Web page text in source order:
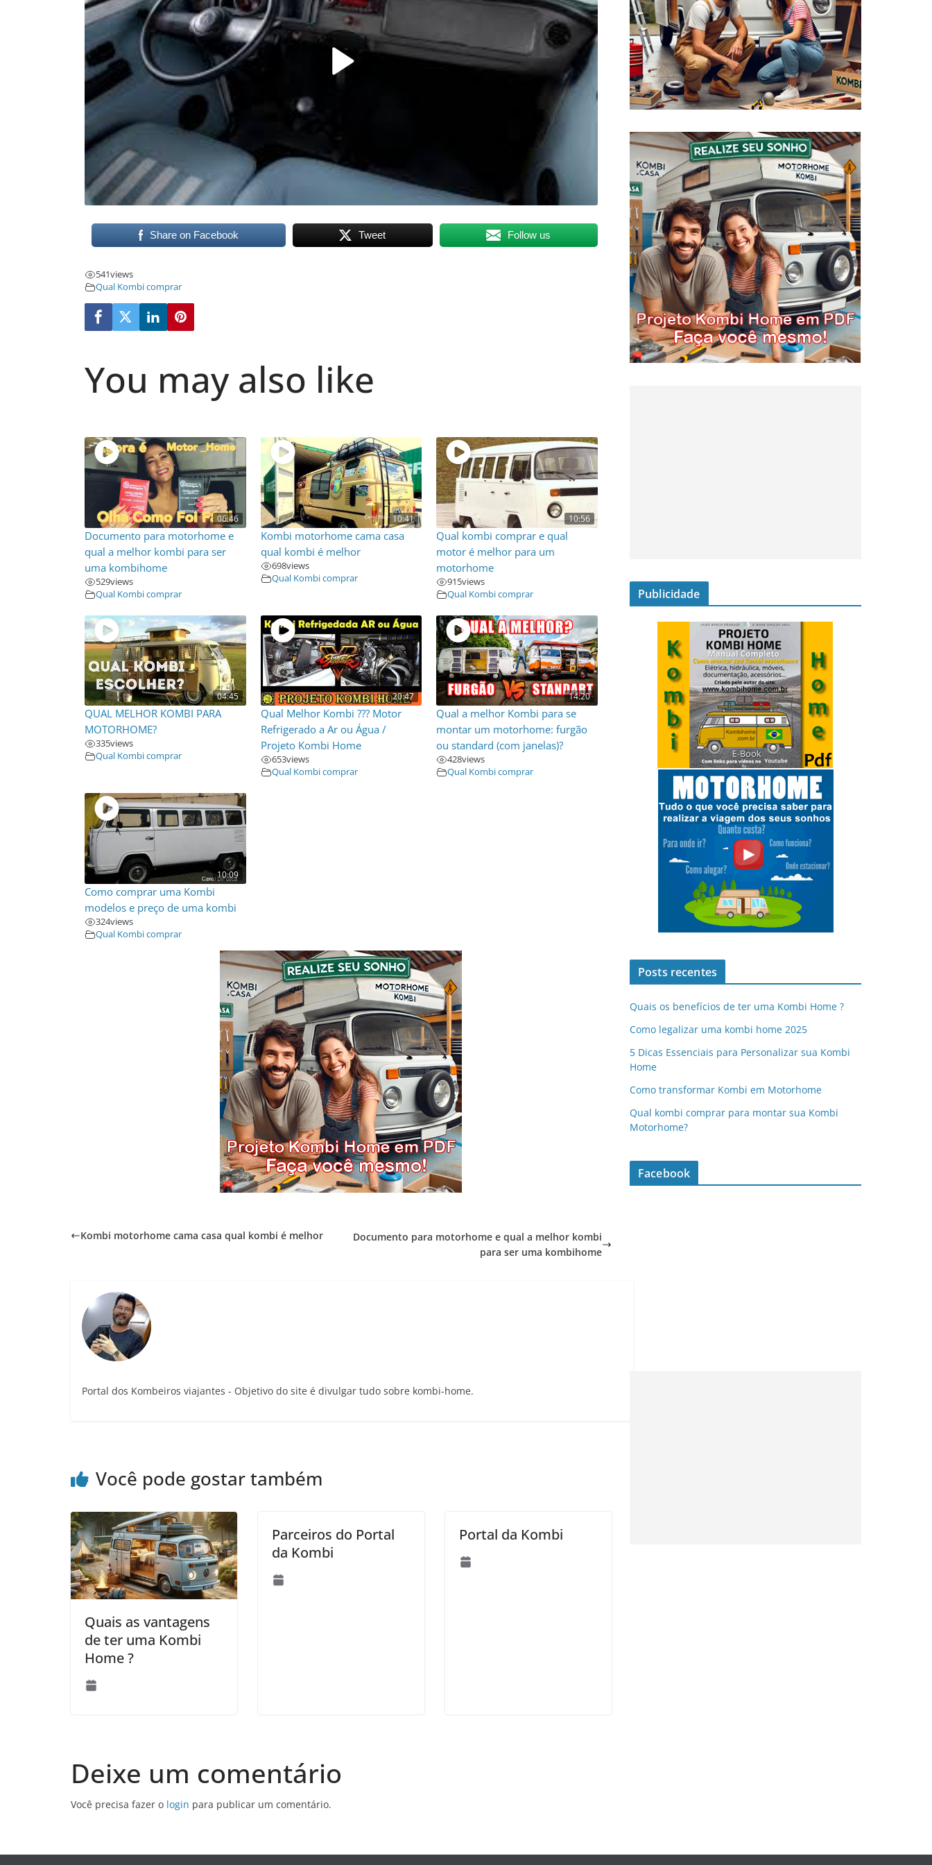
Share on Facebook Tweet Follow us
541views
Qual Kombi comprar
You may also like
06:46
Documento para motorhome e
qual a melhor kombi para ser
uma kombihome
529views
Qual Kombi comprar
10:41
Kombi motorhome cama casa
qual kombi é melhor
698views
Qual Kombi comprar
10:56
Qual kombi comprar e qual
motor é melhor para um
motorhome
915views
Qual Kombi comprar
04:45
QUAL MELHOR KOMBI PARA
MOTORHOME?
335views
Qual Kombi comprar
20:47
Qual Melhor Kombi ??? Motor
Refrigerado a Ar ou Água /
Projeto Kombi Home
653views
Qual Kombi comprar
14:20
Qual a melhor Kombi para se
montar um motorhome: furgão
ou standard (com janelas)?
428views
Qual Kombi comprar
10:09
Como comprar uma Kombi
modelos e preço de uma kombi
324views
Qual Kombi comprar
Kombi motorhome cama casa qual kombi é melhor
Documento para motorhome e qual a melhor kombi
para ser uma kombihome
Portal dos Kombeiros viajantes - Objetivo do site é divulgar tudo sobre kombi-home.
Você pode gostar também
Quais as vantagens
de ter uma Kombi
Home ?
Parceiros do Portal
da Kombi
Portal da Kombi
Deixe um comentário
Você precisa fazer o login para publicar um comentário.
Publicidade
Posts recentes
Quais os benefícios de ter uma Kombi Home ?
Como legalizar uma kombi home 2025
5 Dicas Essenciais para Personalizar sua Kombi
Home
Como transformar Kombi em Motorhome
Qual kombi comprar para montar sua Kombi
Motorhome?
Facebook